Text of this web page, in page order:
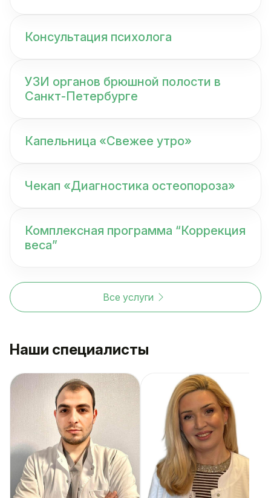
Консультация психолога
УЗИ органов брюшной полости в
Санкт-Петербурге
Капельница «Свежее утро»
Чекап «Диагностика остеопороза»
Комплексная программа “Коррекция
веса”
Все услуги
Наши специалисты